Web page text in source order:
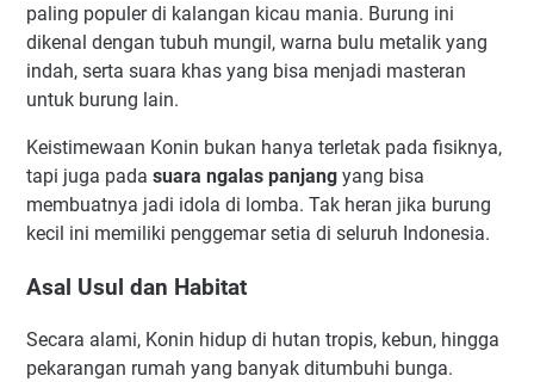
paling populer di kalangan kicau mania. Burung ini
dikenal dengan tubuh mungil, warna bulu metalik yang
indah, serta suara khas yang bisa menjadi masteran
untuk burung lain.
Keistimewaan Konin bukan hanya terletak pada fisiknya,
tapi juga pada suara ngalas panjang yang bisa
membuatnya jadi idola di lomba. Tak heran jika burung
kecil ini memiliki penggemar setia di seluruh Indonesia.
Asal Usul dan Habitat
Secara alami, Konin hidup di hutan tropis, kebun, hingga
pekarangan rumah yang banyak ditumbuhi bunga.